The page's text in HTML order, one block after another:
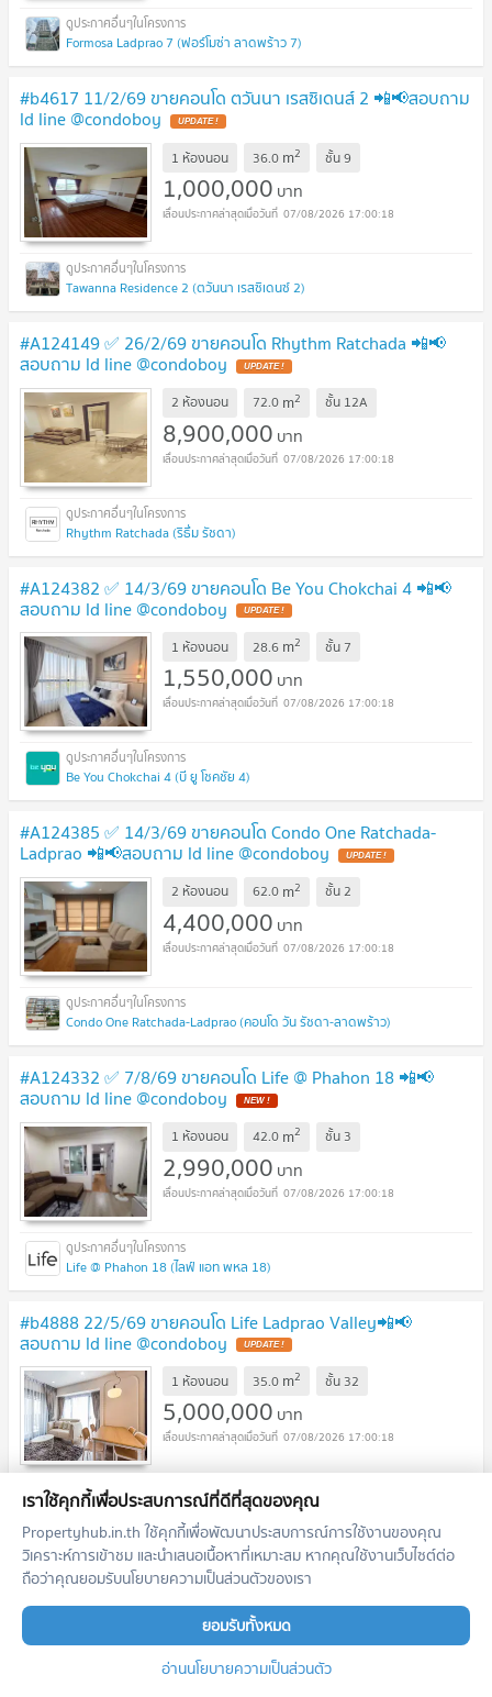
Formosa Ladprao 7 (ฟอร์โมซ่า ลาดพร้าว 7)
#b4617 11/2/69 ขายคอนโด ตวันนา เรสซิเดนส์ 2 📲📢สอบถาม
ld line @condoboy
1 ห้องนอน 36.0 m2 ชั้น9
1,000,000 บาท
07/08/2026 17:00:18
Tawanna Residence 2 (ตวันนา เรสซิเดนซ์ 2)
#A124149 ✅ 26/2/69 ขายคอนโด Rhythm Ratchada 📲📢
สอบถาม ld line @condoboy
2 ห้องนอน 72.0 m2 ชั้น 12A
8,900,000 บาท
07/08/2026 17:00:18
Rhythm Ratchada (ริธึ่ม รัชดา)
#A124382 ✅ 14/3/69 ขายคอนโด Be You Chokchai 4 📲📢
สอบถาม ld line @condoboy
1 ห้องนอน 28.6 m2 ชั้น 7
1,550,000 บาท
07/08/2026 17:00:18
Be You Chokchai 4 (บี ยู โชคชัย 4)
#A124385 ✅ 14/3/69 ขายคอนโด Condo One Ratchada-
Ladprao 📲📢สอบถาม ld line @condoboy
2 ห้องนอน 62.0 m2 ชั้น2
4,400,000 บาท
07/08/2026 17:00:18
Condo One Ratchada-Ladprao (คอนโด วัน รัชดา-ลาดพร้าว)
#A124332 ✅ 7/8/69 ขายคอนโด Life @ Phahon 18 📲📢
สอบถาม ld line @condoboy
1 ห้องนอน 42.0 m2 ชั้น 3
2,990,000 บาท
07/08/2026 17:00:18
Life @ Phahon 18 (ไลฟ์ แอท พหล 18)
#b4888 22/5/69 ขายคอนโด Life Ladprao Valley📲📢
สอบถาม ld line @condoboy
1 ห้องนอน 35.0 m2 ชั้น 32
5,000,000 บาท
07/08/2026 17:00:18
Life Ladprao Valley (ไลฟ์ ลาดพร้าว แวลลีย์)
#A124552 ✅ 21/1/69 ขายคอนโด Knightsbridge Prime
Ratchayothin 📲📢สอบถาม ld line @condoboy
1 ห้องนอน 27.0m
4,590,000บาท
เราใช้คุกกี้เพื่อประสบการณ์ที่ดีที่สุดของคุณ
Propertyhub.in.th ใช้คุกกี้เพื่อพัฒนาประสบการณ์การใช้งานของคุณ
วิเคราะห์การเข้าชม และนำเสนอเนื้อหาที่เหมาะสม หากคุณใช้งานเว็บไซต์ต่อ
ถือว่าคุณยอมรับนโยบายความเป็นส่วนตัวของเรา
ยอมรับทั้งหมด
อ่านนโยบายความเป็นส่วนตัว